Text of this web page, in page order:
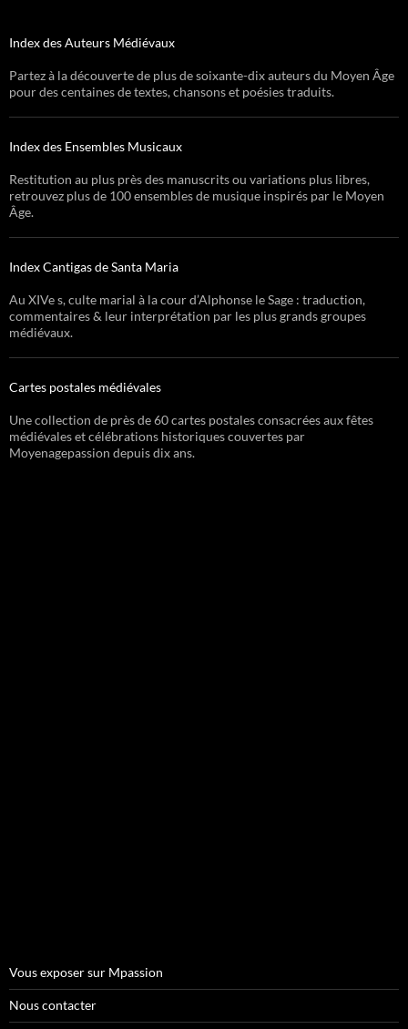
Index des Auteurs Médiévaux
Partez à la découverte de plus de soixante-dix auteurs du Moyen Âge
pour des centaines de textes, chansons et poésies traduits.
Index des Ensembles Musicaux
Restitution au plus près des manuscrits ou variations plus libres,
retrouvez plus de 100 ensembles de musique inspirés par le Moyen
Âge.
Index Cantigas de Santa Maria
Au XIVe s, culte marial à la cour d’Alphonse le Sage : traduction,
commentaires & leur interprétation par les plus grands groupes
médiévaux.
Cartes postales médiévales
Une collection de près de 60 cartes postales consacrées aux fêtes
médiévales et célébrations historiques couvertes par
Moyenagepassion depuis dix ans.
Vous exposer sur Mpassion
Nous contacter